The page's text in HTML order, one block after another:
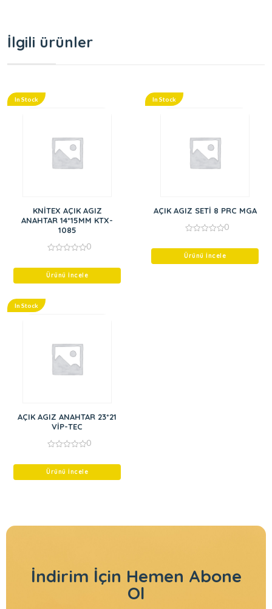
İlgili ürünler
In Stock
KNİTEX AÇIK AGIZ
ANAHTAR 14*15MM KTX-
1085
of
0
Ürünü İncele
In Stock
AÇIK AGIZ SETİ 8 PRC MGA
of
0
Ürünü İncele
In Stock
AÇIK AGIZ ANAHTAR 23*21
VİP-TEC
of
0
Ürünü İncele
İndirim İçin Hemen Abone
Ol